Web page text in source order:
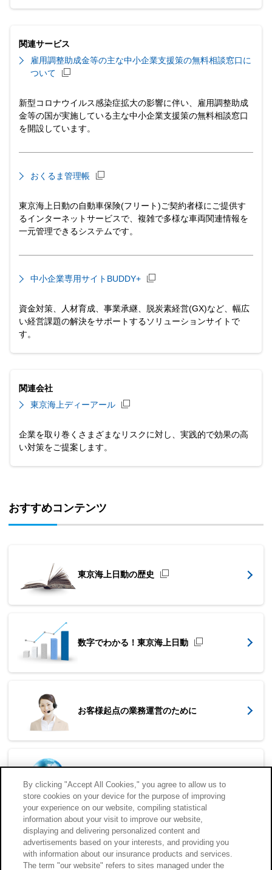
関連サービス
雇用調整助成金等の主な中小企業支援策の無料相談窓口に
ついて
新型コロナウイルス感染症拡大の影響に伴い、雇用調整助成
金等の国が実施している主な中小企業支援策の無料相談窓口
を開設しています。
おくるま管理帳
東京海上日動の自動車保険(フリート)ご契約者様にご提供す
るインターネットサービスで、複雑で多様な車両関連情報を
一元管理できるシステムです。
中小企業専用サイトBUDDY+
資金対策、人材育成、事業承継、脱炭素経営(GX)など、幅広
い経営課題の解決をサポートするソリューションサイトで
す。
関連会社
東京海上ディーアール
企業を取り巻くさまざまなリスクに対し、実践的で効果の高
い対策をご提案します。
おすすめコンテンツ
東京海上日動の歴史
数字でわかる！東京海上日動
お客様起点の業務運営のために
代理店に
相談予約
よくあるご質問 お客様
By clicking "Accept All Cookies," you agree to allow us to
store cookies on your device for the purpose of improving
your experience on our website, compiling statistical
information about your visit to improve our website,
displaying and delivering personalized content and
advertisements based on your interests, and providing you
with information about our insurance products and services.
The term "our website" refers to sites managed under the